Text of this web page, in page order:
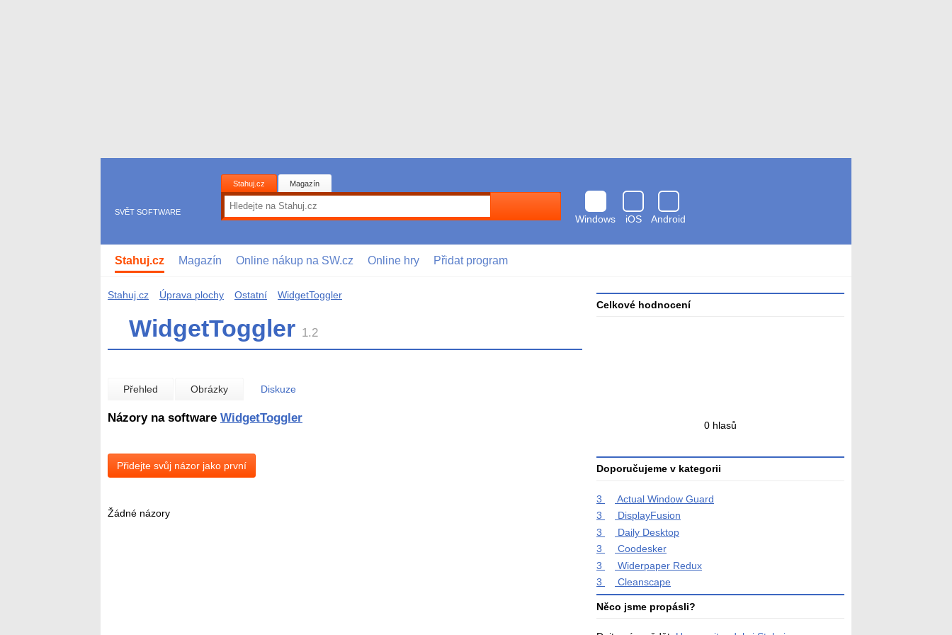
SVĚT SOFTWARE
Stahuj.cz Magazín
Windows
iOS
Android
antivirem
Stahuj.cz Magazín Online nákup na SW.cz Online hry Přidat program
Stahuj.cz Úprava plochy Ostatní WidgetToggler
WidgetToggler 1.2
Přehled Obrázky Diskuze
Názory na software WidgetToggler
Přidejte svůj názor jako první
Žádné názory
Celkové hodnocení
0 hlasů
Doporučujeme v kategorii
3
Actual Window Guard
3
DisplayFusion
3
Daily Desktop
3
Coodesker
3
Widerpaper Redux
3
Cleanscape
Něco jsme propásli?